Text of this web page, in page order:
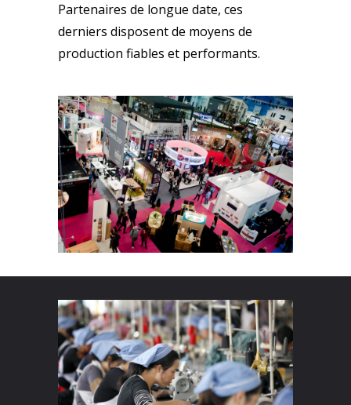
Partenaires de longue date, ces
derniers disposent de moyens de
production fiables et performants.